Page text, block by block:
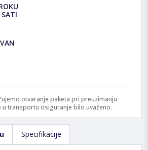
otvaranje paketa pri preuzimanju
u transportu osiguranje bilo uvaženo.
Specifikacije